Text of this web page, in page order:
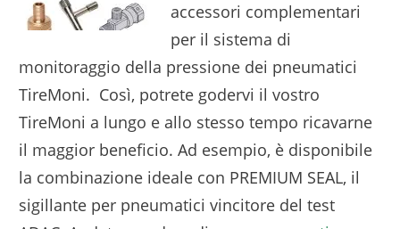
accessori complementari
per il sistema di
monitoraggio della pressione dei pneumatici
TireMoni. Così, potrete godervi il vostro
TireMoni a lungo e allo stesso tempo ricavarne
il maggior beneficio. Ad esempio, è disponibile
la combinazione ideale con PREMIUM SEAL, il
sigillante per pneumatici vincitore del test